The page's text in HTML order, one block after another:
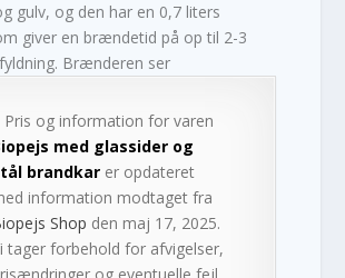
gulv, og den har en 0,7 liters
giver en brændetid på op til 2-3
Brænderen ser
og information for varen
med glassider og
brandkar er opdateret
information modtaget fra
Shop den maj 17, 2025.
tager forbehold for afvigelser,